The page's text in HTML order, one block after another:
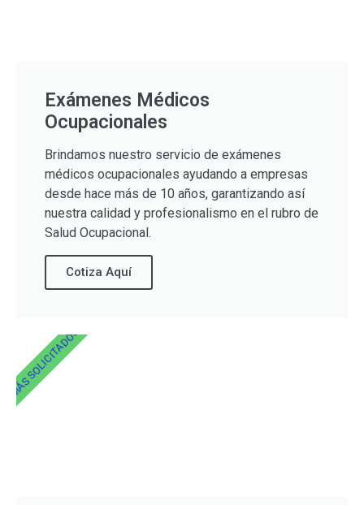
Exámenes Médicos
Ocupacionales
Brindamos nuestro servicio de exámenes
médicos ocupacionales ayudando a empresas
desde hace más de 10 años, garantizando así
nuestra calidad y profesionalismo en el rubro de
Salud Ocupacional.
Cotiza Aquí
MÁS SOLICITADOS